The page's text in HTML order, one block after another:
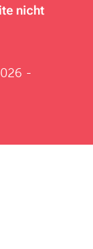
nicht
-